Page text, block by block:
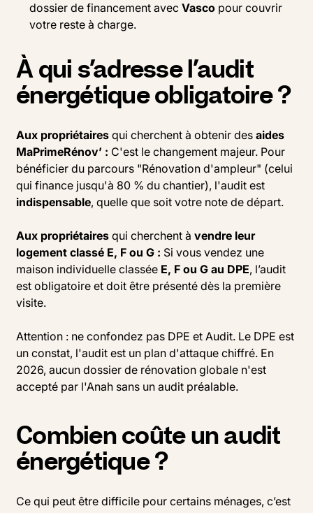
dossier de financement avecVasco pour couvrir
votre reste à charge.
À qui s’adresse l’audit
énergétique obligatoire ?
Aux propriétaires qui cherchent à obtenir des aides
MaPrimeRénov’ : C'est le changement majeur. Pour
bénéficier du parcours "Rénovation d'ampleur" (celui
qui finance jusqu'à 80 % du chantier), l'audit est
indispensable, quelle que soit votre note de départ.
Aux propriétaires qui cherchent à vendre leur
logement classé E, F ou G : Si vous vendez une
maison individuelle classée E, F ou G au DPE, l’audit
est obligatoire et doit être présenté dès la première
visite.
Attention : ne confondez pas DPE et Audit. Le DPE est
un constat, l'audit est un plan d'attaque chiffré. En
2026, aucun dossier de rénovation globale n'est
accepté par l'Anah sans un audit préalable.
Combien coûte un audit
énergétique ?
Ce qui peut être difficile pour certains ménages, c’est